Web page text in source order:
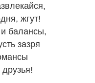
жгут!
балансы,
зазря